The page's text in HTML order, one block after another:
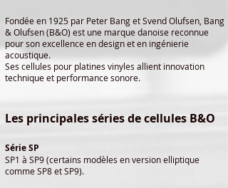
Fondée en 1925 par Peter Bang et Svend Olufsen, Bang
& Olufsen (B&O) est une marque danoise reconnue
pour son excellence en design et en ingénierie
acoustique.
Ses cellules pour platines vinyles allient innovation
technique et performance sonore.
Les principales séries de cellules B&O
Série SP
SP1 à SP9 (certains modèles en version elliptique
comme SP8 et SP9).